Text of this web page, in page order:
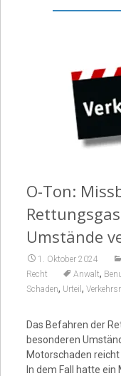
Nachrichten,
O-Ton:
Umstände
1. Oktober 2024
Recht Anwalt,
Schaden, Urteil ,
Das Befahren der
besonderen
Motorschaden
In dem Fall hatte